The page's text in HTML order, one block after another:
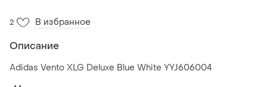
2 В избранное
Описание
Adidas Vento XLG Deluxe Blue White YYJ606004